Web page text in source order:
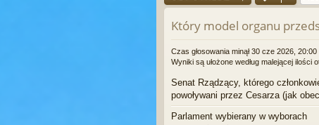
Który model organu
Czas głosowania minął 30 cze 2026, 20:00
Wyniki są ułożone według malejącej ilości
Senat Rządzący, którego
powoływani przez Cesarza (jak
Parlament wybierany w wyborach